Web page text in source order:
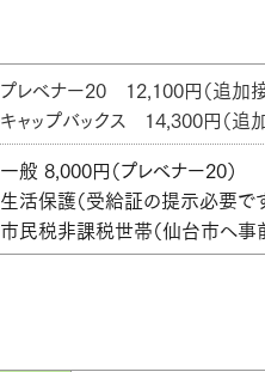
プレベナー20 12,100円（追加
キャップバックス 14,300円（追
一般 8,000円（プレベナー20）
生活保護（受給証の提示必要で
市民税非課税世帯（仙台市へ